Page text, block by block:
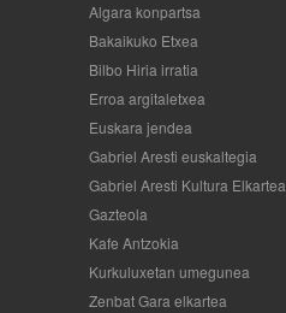
Algara konpartsa
Bakaikuko Etxea
Bilbo Hiria irratia
Erroa argitaletxea
Euskara jendea
Gabriel Aresti euskaltegia
Gabriel Aresti Kultura Elkartea
Gazteola
Kafe Antzokia
Kurkuluxetan umegunea
Zenbat Gara elkartea